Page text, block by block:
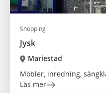
Shopping
Jysk
Mariestad
Möbler, inredning,
Läs mer